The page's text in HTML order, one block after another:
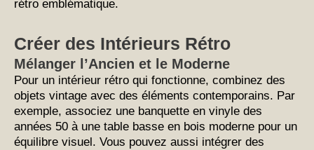
rétro emblématique.
Créer des Intérieurs Rétro
Mélanger l’Ancien et le Moderne
Pour un intérieur rétro qui fonctionne, combinez des
objets vintage avec des éléments contemporains. Par
exemple, associez une banquette en vinyle des
années 50 à une table basse en bois moderne pour un
équilibre visuel. Vous pouvez aussi intégrer des